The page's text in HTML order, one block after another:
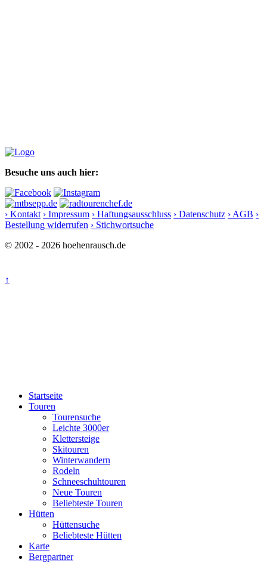
Besuche uns auch hier:
› Kontakt › Impressum › Haftungsausschluss › Datenschutz › AGB ›
Bestellung widerrufen › Stichwortsuche
© 2002 - 2026 hoehenrausch.de
↑
Startseite
Touren
Tourensuche
Leichte 3000er
Klettersteige
Skitouren
Winterwandern
Rodeln
Schneeschuhtouren
Neue Touren
Beliebteste Touren
Hütten
Hüttensuche
Beliebteste Hütten
Karte
Bergpartner